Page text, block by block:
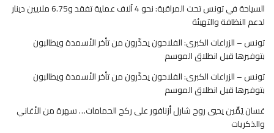
السياحة في تونس تحت المراقبة: نحو 4 آلاف عملية تفقد و6.75 ملايين دينار
لدعم النظافة والتهيئة
تونس – الزراعات الكبرى: الفلاحون يحذّرون من تأخر الأسمدة ويطالبون
بتوفيرها قبل انطلاق الموسم
تونس – الزراعات الكبرى: الفلاحون يحذّرون من تأخر الأسمدة ويطالبون
بتوفيرها قبل انطلاق الموسم
غسان يَمِّين يحيي روح شارل أزنافور على ركح الحمامات… سهرة من الأغاني
والذكريات